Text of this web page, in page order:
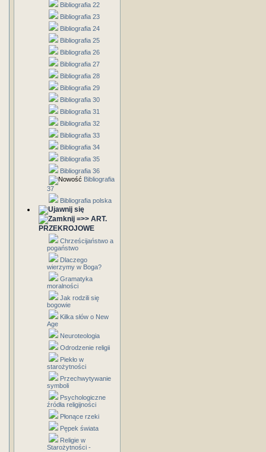
Bibliografia 22
Bibliografia 23
Bibliografia 24
Bibliografia 25
Bibliografia 26
Bibliografia 27
Bibliografia 28
Bibliografia 29
Bibliografia 30
Bibliografia 31
Bibliografia 32
Bibliografia 33
Bibliografia 34
Bibliografia 35
Bibliografia 36
Bibliografia
37
Bibliografia polska
=>> ART.
PRZEKROJOWE
Chrześcijaństwo a
pogaństwo
Dlaczego
wierzymy w Boga?
Gramatyka
moralności
Jak rodzili się
bogowie
Kilka słów o New
Age
Neuroteologia
Odrodzenie religii
Piekło w
starożytności
Przechwytywanie
symboli
Psychologiczne
źródła religijności
Płonące rzeki
Pępek świata
Religie w
Starożytności -